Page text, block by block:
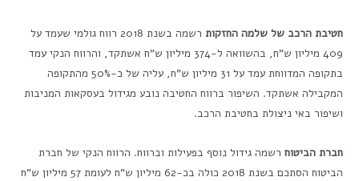
חטיבת הרכב של שלמה החזקות
רשמה בשנת 2018 רווח גולמי שעמד על
409 מיליון ש"ח, בהשוואה ל-374 מיליון ש"ח אשתקד, והרווח הנקי עמד
בתקופה המדווחת עמד על 31 מיליון ש"ח, עליה של כ-50% מהתקופה
המקבילה אשתקד. השיפור ברווח החטיבה נובע מגידול בעסקאות המניבות
ושיפור באי ניצולת בחטיבת הרכב.
חברת הביטוח רשמה גידול נוסף בפעילות וברווח. הרווח הנקי של חברת
הביטוח הסתכם בשנת 2018 כולה בכ-62 מיליון ש"ח לעומת 57 מיליון ש"ח